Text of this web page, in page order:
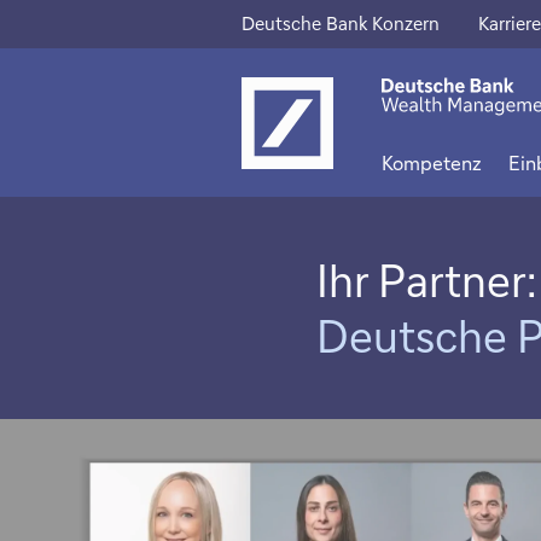
Deutsche Bank Konzern
Dieser
Link
öffnet
sich
Karriere
Link
sich
neuen
Tab
Kompetenz
Ihr Partner:
Deutsche